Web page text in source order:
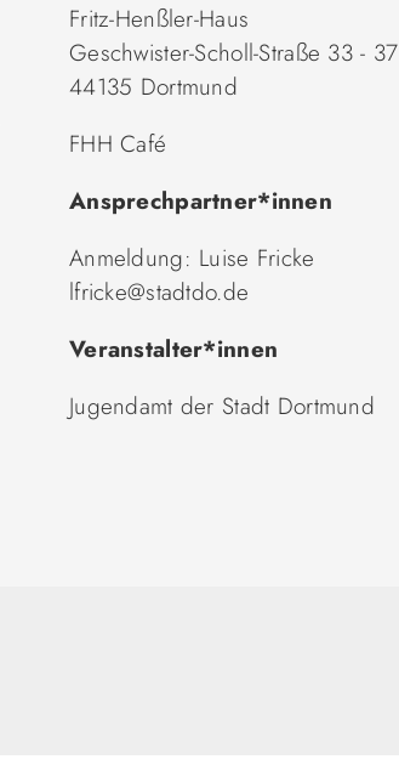
Fritz-Henßler-Haus
Geschwister-Scholl-Straße 33 - 37
44135 Dortmund
FHH Café
Ansprechpartner*innen
Anmeldung: Luise Fricke
lfricke@stadtdo.de
Veranstalter*innen
Jugendamt der Stadt Dortmund